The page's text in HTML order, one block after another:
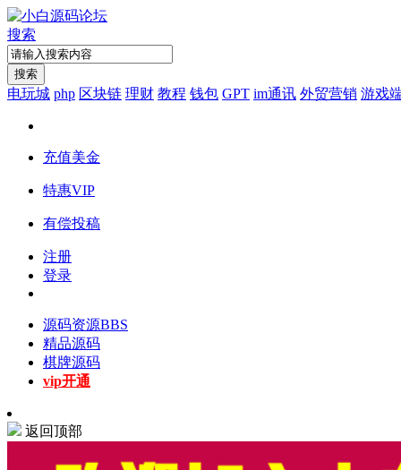
搜索
搜索
电玩城 php 区块链 理财 教程 钱包 GPT im通讯 外贸营销 游戏
充值美金
特惠VIP
有偿投稿
注册
登录
源码资源BBS
精品源码
棋牌源码
vip开通
返回顶部